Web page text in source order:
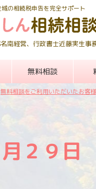
の相続税申告を完全サポート
南経営、行政書士近藤実生事
無料相談
無料相談をご利用いただいたお客様
２９